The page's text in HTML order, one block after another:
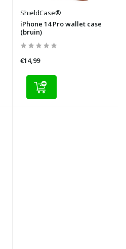
ShieldCase®
iPhone 14 Pro wallet case
(bruin)
€14,99